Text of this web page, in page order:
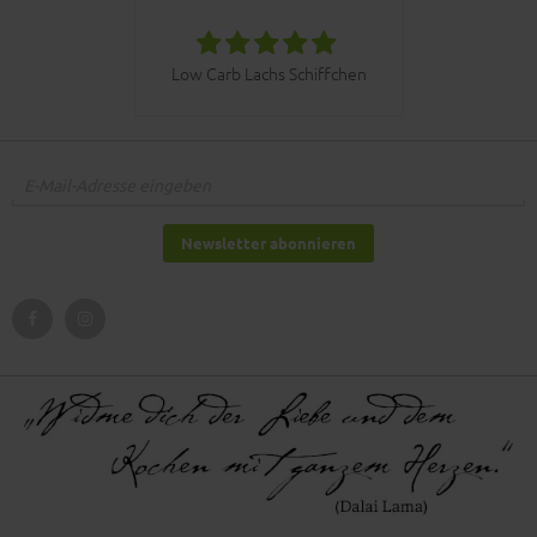
Low Carb Lachs Schiffchen
Newsletter abonnieren